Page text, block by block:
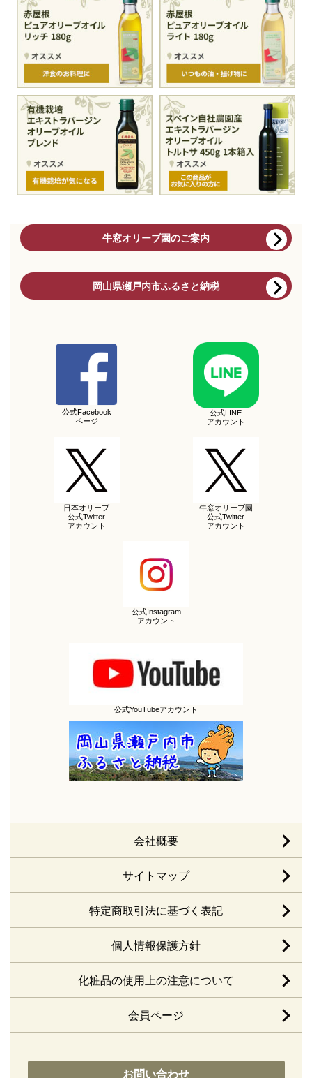
牛窓オリーブ園のご案内
岡山県瀬戸内市ふるさと納税
公式Facebook
ページ
公式LINE
アカウント
日本オリーブ
公式Twitter
アカウント
牛窓オリーブ園
公式Twitter
アカウント
公式Instagram
アカウント
公式YouTubeアカウント
会社概要
サイトマップ
特定商取引法に基づく表記
個人情報保護方針
化粧品の使用上の注意について
会員ページ
お問い合わせ